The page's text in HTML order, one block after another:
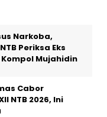
Narkoba,
Periksa Eks
Mujahidin
Cabor
NTB 2026, Ini